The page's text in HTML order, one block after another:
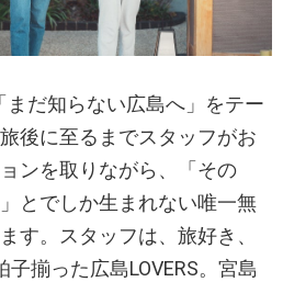
まだ知らない広島へ」をテー
後に至るまでスタッフがお
ンを取りながら、「その
とでしか生まれない唯一無
す。スタッフは、旅好き、
揃った広島LOVERS。宮島